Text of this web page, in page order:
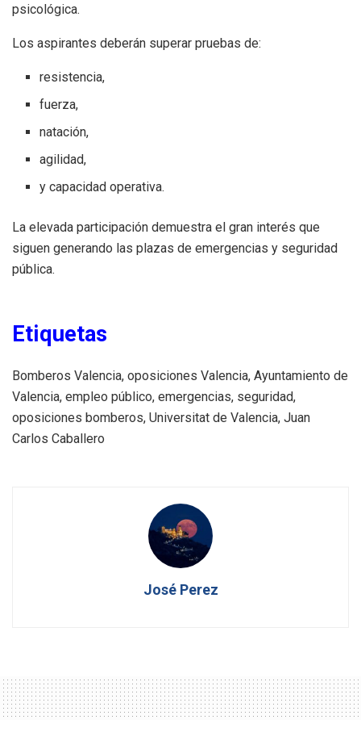
psicológica.
Los aspirantes deberán superar pruebas de:
resistencia,
fuerza,
natación,
agilidad,
y capacidad operativa.
La elevada participación demuestra el gran interés que
siguen generando las plazas de emergencias y seguridad
pública.
Etiquetas
Bomberos Valencia, oposiciones Valencia, Ayuntamiento de
Valencia, empleo público, emergencias, seguridad,
oposiciones bomberos, Universitat de Valencia, Juan
Carlos Caballero
José Perez